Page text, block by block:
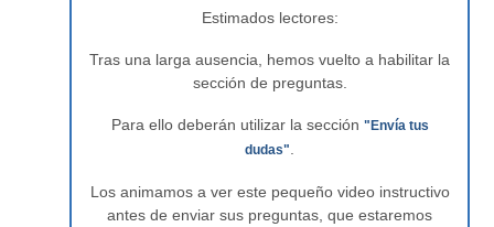
Estimados lectores:
Tras una larga ausencia, hemos vuelto a habilitar la
sección de preguntas.
Para ello deberán utilizar la sección "Envía tus
dudas"
Los animamos a ver este pequeño video instructivo
antes de enviar sus preguntas, que estaremos